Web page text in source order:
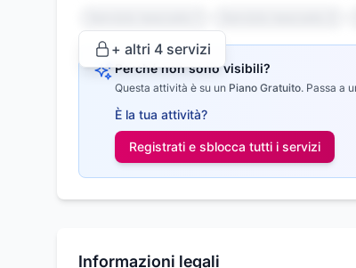
+ altri 4 servizi
Perché non sono visibili?
Questa attività è su un Piano Gratuito. Passa a
È la tua attività?
Registrati e sblocca tutti i servizi
Informazioni legali